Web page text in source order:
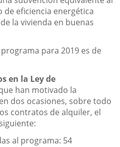
de eficiencia energética
la vivienda en buenas
para 2019 es de
en la Ley de
han motivado la
dos ocasiones, sobre todo
contratos de alquiler, el
al programa: 54